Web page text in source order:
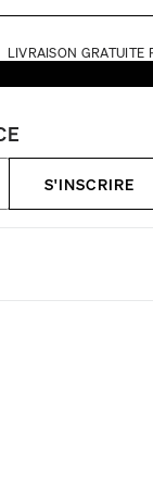
LIVRAISON GRATUITE
S'INSCRIRE